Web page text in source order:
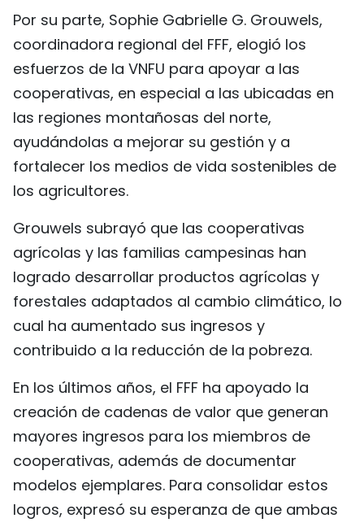
Por su parte, Sophie Gabrielle G. Grouwels,
coordinadora regional del FFF, elogió los
esfuerzos de la VNFU para apoyar a las
cooperativas, en especial a las ubicadas en
las regiones montañosas del norte,
ayudándolas a mejorar su gestión y a
fortalecer los medios de vida sostenibles de
los agricultores.
Grouwels subrayó que las cooperativas
agrícolas y las familias campesinas han
logrado desarrollar productos agrícolas y
forestales adaptados al cambio climático, lo
cual ha aumentado sus ingresos y
contribuido a la reducción de la pobreza.
En los últimos años, el FFF ha apoyado la
creación de cadenas de valor que generan
mayores ingresos para los miembros de
cooperativas, además de documentar
modelos ejemplares. Para consolidar estos
logros, expresó su esperanza de que ambas